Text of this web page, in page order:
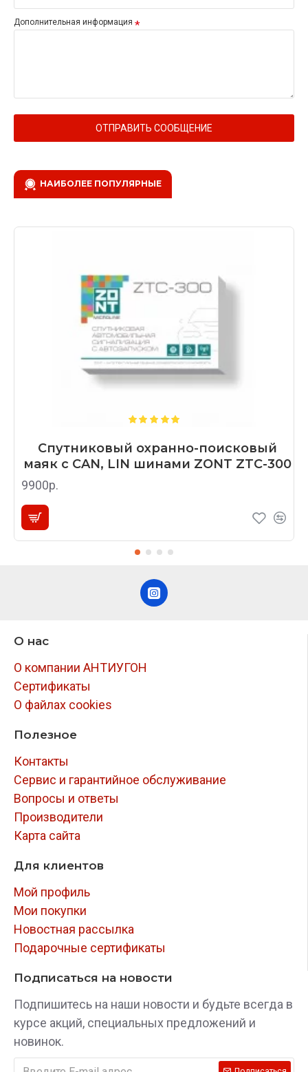
Дополнительная информация
ОТПРАВИТЬ СООБЩЕНИЕ
НАИБОЛЕЕ ПОПУЛЯРНЫЕ
Спутниковый охранно-поисковый
маяк с CAN, LIN шинами ZONT ZTC-300
9900р.
О нас
О компании АНТИУГОН
Сертификаты
О файлах cookies
Полезное
Контакты
Сервис и гарантийное обслуживание
Вопросы и ответы
Производители
Карта сайта
Для клиентов
Мой профиль
Мои покупки
Новостная рассылка
Подарочные сертификаты
Подписаться на новости
Подпишитесь на наши новости и будьте всегда в
курсе акций, специальных предложений и
новинок.